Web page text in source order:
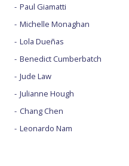
Paul Giamatti
Michelle Monaghan
Lola Dueñas
Benedict Cumberbatch
Jude Law
Julianne Hough
Chang Chen
Leonardo Nam